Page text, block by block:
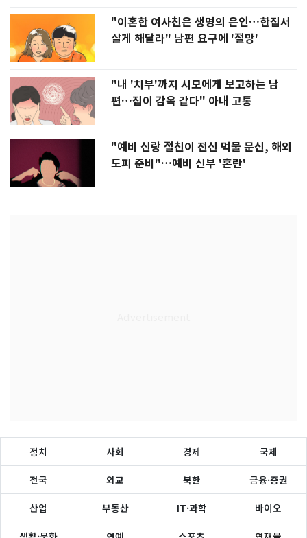
"이혼한 여사친은 생명의 은인…한집서
살게 해달라" 남편 요구에 '절망'
"내 '치부'까지 시모에게 보고하는 남
편…집이 감옥 같다" 아내 고통
"예비 신랑 절친이 전신 먹물 문신, 해외
도피 준비"…예비 신부 '혼란'
정치 사회 경제 국제
전국 외교 북한 금융·증권
산업 부동산 IT·과학 바이오